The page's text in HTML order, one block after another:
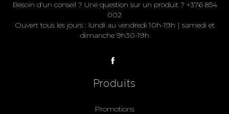
Besoin d'un conseil ? Une question sur un produit ? +376 854
002
Ouvert tous les jours : lundi au vendredi 10h-19h | samedi et
dimanche 9h30-19h
Produits
Promotions